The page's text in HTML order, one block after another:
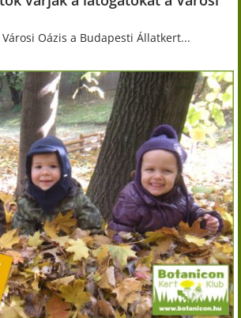
Oázis a Budapesti Állatkert...